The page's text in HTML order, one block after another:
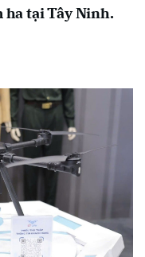
tại Tây Ninh.